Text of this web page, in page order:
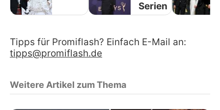
Serien
Tipps für Promiflash? Einfach E-Mail an:
tipps@promiflash.de
Weitere Artikel zum Thema